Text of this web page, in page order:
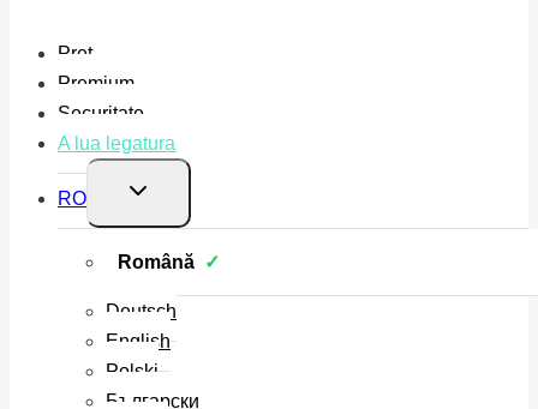
Pret
Premium
Securitate
A lua legatura
RO
Toggle
menu
Română
Deutsch
English
Polski
Български